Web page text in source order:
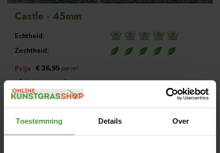
Toestemming Details Over
Castle - 45mm
Echtheid:
Zachtheid:
Prijs € 36,95 per m²
in voorraad